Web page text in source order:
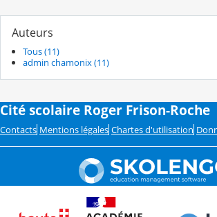
Auteurs
Tous (11)
admin chamonix (11)
Cité scolaire Roger Frison-Roche
Contacts Mentions légales Chartes d'utilisation